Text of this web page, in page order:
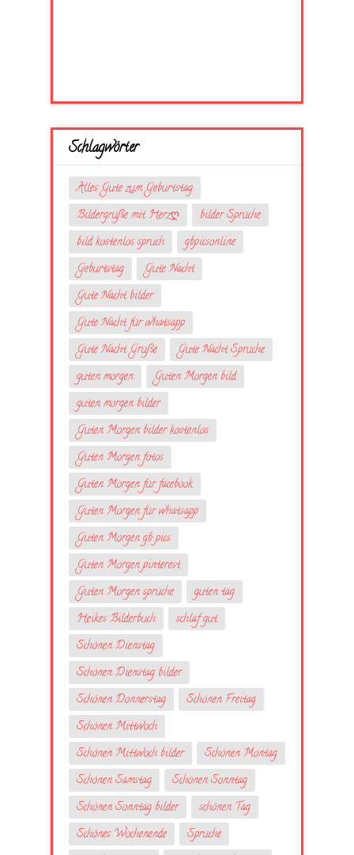
Schlagwörter
Alles Gute zum Geburtstag
Bildergrüße mit Herzღ
bilder Sprüche
bild kostenlos spruch
gbpicsonline
Geburtstag
Gute Nacht
Gute Nacht bilder
Gute Nacht für whatsapp
Gute Nacht Grüße
Gute Nacht Sprüche
guten morgen
Guten Morgen bild
guten morgen bilder
Guten Morgen bilder kostenlos
Guten Morgen fotos
Guten Morgen für facebook
Guten Morgen für whatsapp
Guten Morgen gb pics
Guten Morgen pinterest
Guten Morgen sprüche
guten tag
Heikes Bilderbuch
schlaf gut
Schönen Dienstag
Schönen Dienstag bilder
Schönen Donnerstag
Schönen Freitag
Schönen Mittwoch
Schönen Mittwoch bilder
Schönen Montag
Schönen Samstag
Schönen Sonntag
Schönen Sonntag bilder
schönen Tag
Schönes Wochenende
Sprüche